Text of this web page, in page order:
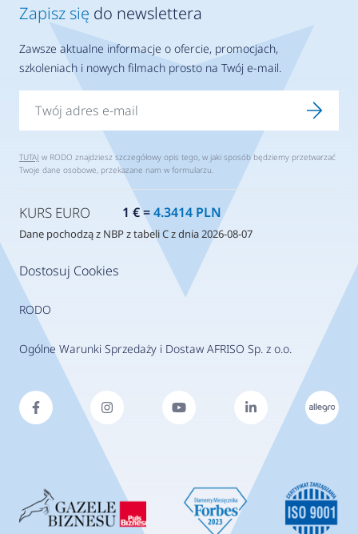
Dostosuj Cookies
RODO
Ogólne Warunki Sprzedaży i Dostaw AFRISO Sp. z o.o.
Zapisz się do newslettera
Zawsze aktualne informacje o ofercie, promocjach,
szkoleniach i nowych filmach prosto na Twój e-mail.
TUTAJ w RODO znajdziesz szczegółowy opis tego, w jaki sposób będziemy przetwarzać
Twoje dane osobowe, przekazane nam w formularzu.
KURS EURO 1 € =4.3414 PLN
Dane pochodzą z NBP z tabeli C z dnia 2026-08-07